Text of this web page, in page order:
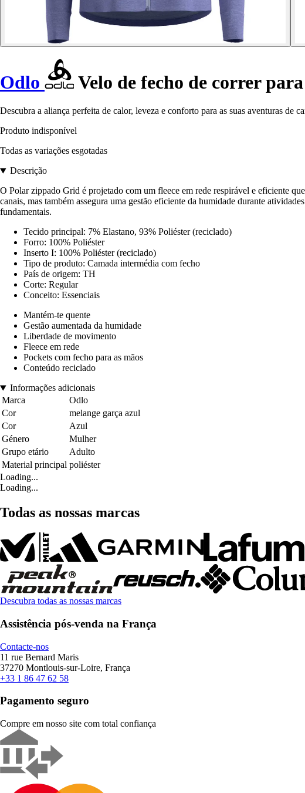
Odlo Velo de fecho de correr
Descubra a aliança perfeita de calor, leveza e conforto para as suas aventuras de
Produto indisponível
Todas as variações esgotadas
Descrição
O Polar zippado Grid é projetado com um fleece em rede respirável e eficiente
canais, mas também assegura uma gestão eficiente da humidade durante
fundamentais.
Tecido principal: 7% Elastano, 93% Poliéster (reciclado)
Forro: 100% Poliéster
Inserto I: 100% Poliéster (reciclado)
Tipo de produto: Camada intermédia com fecho
País de origem: TH
Corte: Regular
Conceito: Essenciais
Mantém-te quente
Gestão aumentada da humidade
Liberdade de movimento
Fleece em rede
Pockets com fecho para as mãos
Conteúdo reciclado
Informações adicionais
Marca
Odlo
Cor
melange garça azul
Cor
Azul
Género
Mulher
Grupo etário
Adulto
Material principal poliéster
Loading...
Loading...
Todas as nossas marcas
Descubra todas as nossas marcas
Assistência pós-venda na França
Contacte-nos
11 rue Bernard Maris
37270 Montlouis-sur-Loire, França
+33 1 86 47 62 58
Pagamento seguro
Compre em nosso site com total confiança